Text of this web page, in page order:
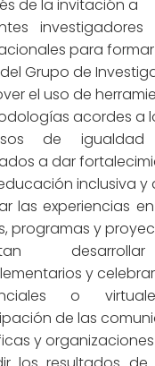
de la invitación a
para formar
Grupo de
el uso de
acordes a
de igualdad
a dar
inclusiva y
las experiencias
programas y
y
o
de las
y